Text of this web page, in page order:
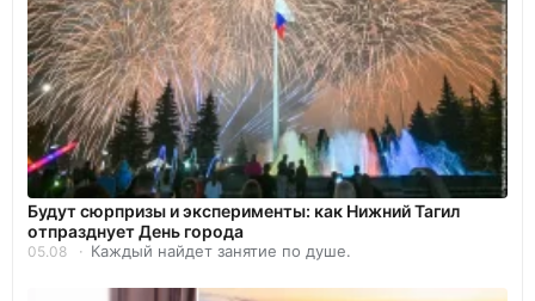
Будут сюрпризы и эксперименты: как Нижний Тагил
отпразднует День города
05.08 Каждый найдет занятие по душе.